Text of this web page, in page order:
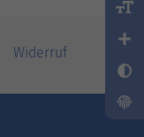
Widerruf